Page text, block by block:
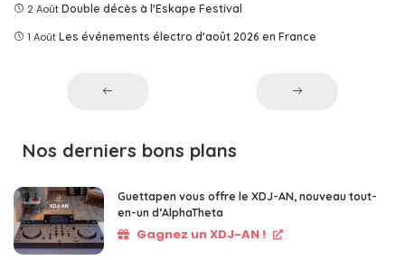
2 Août Double décès à l'Eskape Festival
1 Août Les événements électro d'août 2026 en France
Nos derniers bons plans
Guettapen vous offre le XDJ-AN, nouveau tout-
en-un d’AlphaTheta
Gagnez un XDJ-AN !